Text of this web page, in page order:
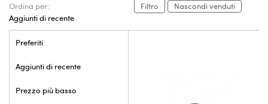
Ordina per:
Aggiunti di recente
Preferiti
Aggiunti di recente
Prezzo più basso
Filtro Nascondi venduti